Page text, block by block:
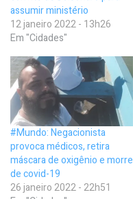
assumir ministério
12 janeiro 2022 - 13h26
Em "Cidades"
#Mundo: Negacionista
provoca médicos, retira
máscara de oxigênio e morre
de covid-19
26 janeiro 2022 - 22h51